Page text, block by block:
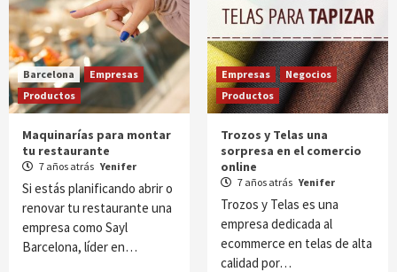
Barcelona
Empresas
Productos
Maquinarías para montar
tu restaurante
7 años atrás Yenifer
Si estás planificando abrir o
renovar tu restaurante una
empresa como Sayl
Barcelona, líder en…
Empresas
Negocios
Productos
Trozos y Telas una
sorpresa en el comercio
online
7 años atrás Yenifer
Trozos y Telas es una
empresa dedicada al
ecommerce en telas de alta
calidad por…